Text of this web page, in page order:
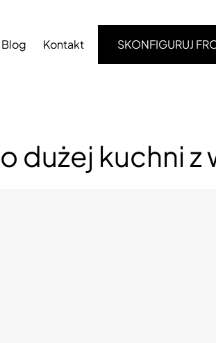
Blog Kontakt SKONFIGURUJ
dużej kuchni z